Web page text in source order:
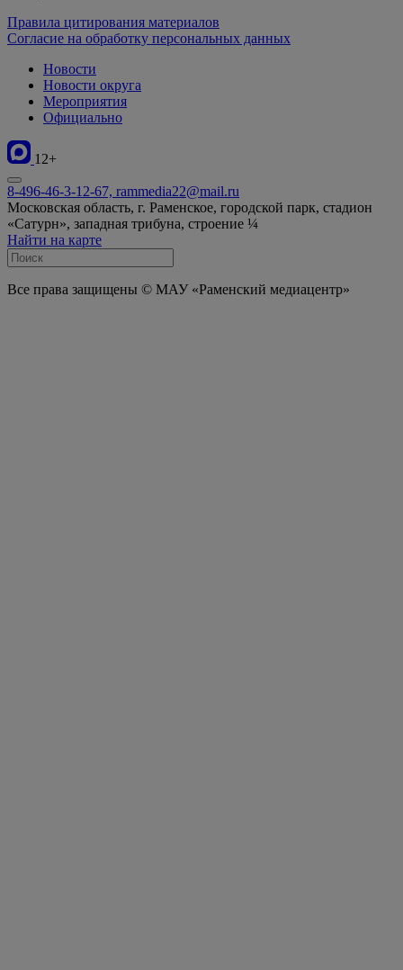
Правила цитирования материалов
Согласие на обработку персональных данных
Новости
Новости округа
Мероприятия
Официально
12+
8-496-46-3-12-67, rammedia22@mail.ru
Московская область, г. Раменское, городской парк, стадион
«Сатурн», западная трибуна, строение ¼
Найти на карте
Все права защищены © МАУ «Раменский медиацентр»